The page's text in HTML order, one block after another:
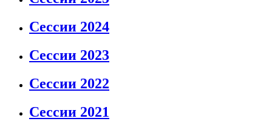
Сессии 2024
Сессии 2023
Сессии 2022
Сессии 2021